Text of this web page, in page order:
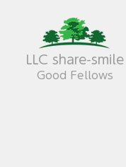
LLC share-smile
Good Fellows